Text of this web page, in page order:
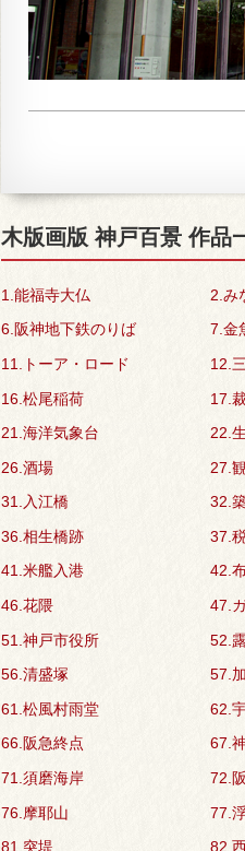
木版画版 神戸百景 作品
1.能福寺大仏 2.み
6.阪神地下鉄のりば
7.金
11.トーア・ロード
12.
16.松尾稲荷
17.
21.海洋気象台
22.
26.酒場
27.
31.入江橋
32.
36.相生橋跡
37.
41.米艦入港
42.
46.花隈
47.
51.神戸市役所
52.
56.清盛塚
57.
61.松風村雨堂
62.
66.阪急終点
67.
71.須磨海岸
72.
76.摩耶山
77.
81.突堤
82.